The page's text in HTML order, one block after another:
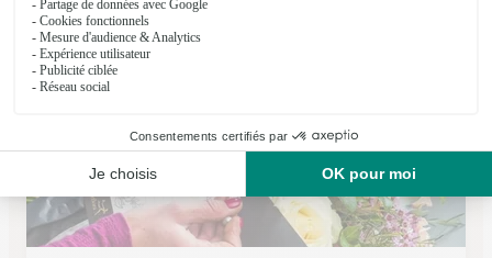
53, rue de Caen
Voir la boutique